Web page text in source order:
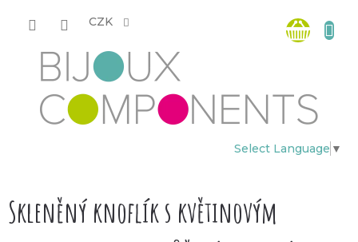
CZK
Select Language ▼
košík
Skleněný knoflík s květinovým